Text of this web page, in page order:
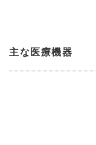
主な医療機器